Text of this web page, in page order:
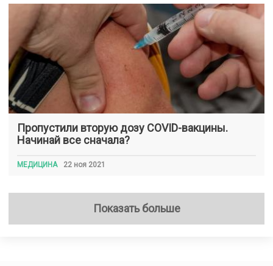
Пропустили вторую дозу COVID-вакцины.
Начинай все сначала?
МЕДИЦИНА 22 ноя 2021
Показать больше